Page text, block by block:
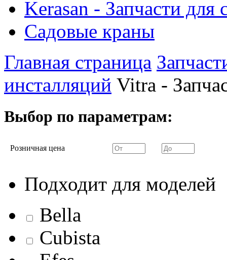
Kerasan - Запчасти для
Садовые краны
Главная страница
инсталляций Vitra -
Выбор по параметрам:
Розничная цена
Подходит для моделей
Bella
Cubista